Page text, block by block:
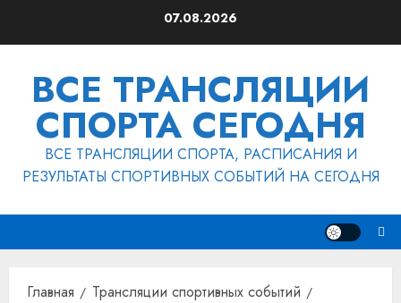
07.08.2026
ВСЕ ТРАНСЛЯЦИИ
СПОРТА СЕГОДНЯ
ВСЕ ТРАНСЛЯЦИИ СПОРТА, РАСПИСАНИЯ И
РЕЗУЛЬТАТЫ СПОРТИВНЫХ СОБЫТИЙ НА СЕГОДНЯ
Главная
Трансляции спортивных событий